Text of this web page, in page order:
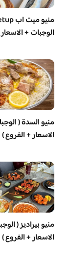
الوجبات +
منيو السدة (
الاسعار + الفروع )
منيو بيراديز (
الاسعار + الفروع )